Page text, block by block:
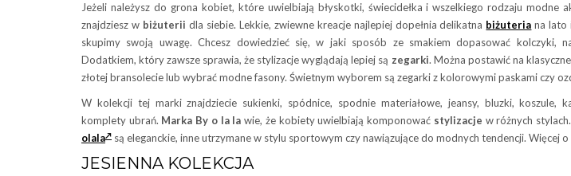
Jeżeli należysz do grona kobiet, które uwielbiają błyskotki, świecidełka i wszelkiego rodzaju modne
znajdziesz w biżuterii dla siebie. Lekkie, zwiewne kreacje najlepiej dopełnia delikatna biżuteria na lato
skupimy swoją uwagę. Chcesz dowiedzieć się, w jaki sposób ze smakiem dopasować kolczyki,
Dodatkiem, który zawsze sprawia, że stylizacje wyglądają lepiej są zegarki. Można postawić na
złotej bransolecie lub wybrać modne fasony. Świetnym wyborem są zegarki z kolorowymi paskami czy
W kolekcji tej marki znajdziecie sukienki, spódnice, spodnie materiałowe, jeansy, bluzki, koszule,
komplety ubrań. Marka By o la la wie, że kobiety uwielbiają komponować stylizacje w różnych
olala
są eleganckie, inne utrzymane w stylu sportowym czy nawiązujące do modnych tendencji. Więcej
JESIENNA KOLEKCJA